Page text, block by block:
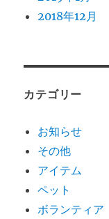
2018年12月
カテゴリー
お知らせ
その他
アイテム
ペット
ボランティア